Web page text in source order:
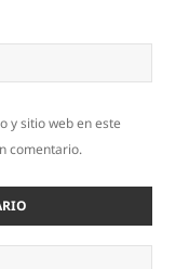
y sitio web en este
comentario.